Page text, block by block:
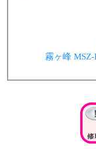
霧ヶ峰